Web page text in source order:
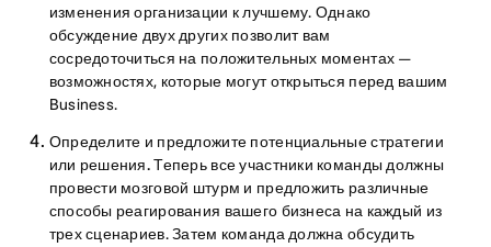
изменения организации к лучшему. Однако
обсуждение двух других позволит вам
сосредоточиться на положительных моментах —
возможностях, которые могут открыться перед вашим
Business.
Определите и предложите потенциальные стратегии
или решения.Теперь все участники команды должны
провести мозговой штурм и предложить различные
способы реагирования вашего бизнеса на каждый из
трех сценариев. Затем команда должна обсудить